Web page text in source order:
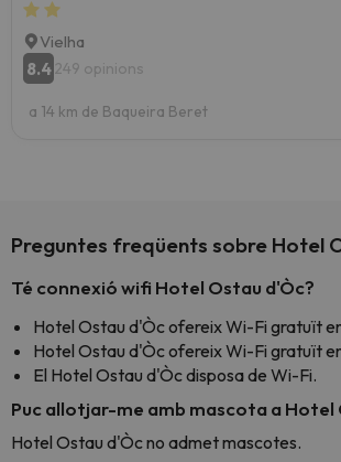
Vielha
8.4249 opinions
a 14 km de Baqueira Beret
Preguntes freqüents sobre Hotel
Té connexió wifi Hotel Ostau d'Òc?
Hotel Ostau d'Òc ofereix Wi-Fi gratuït
Hotel Ostau d'Òc ofereix Wi-Fi gratuït
El Hotel Ostau d'Òc disposa de Wi-Fi.
Puc allotjar-me amb mascota a Hotel
Hotel Ostau d'Òc no admet mascotes.